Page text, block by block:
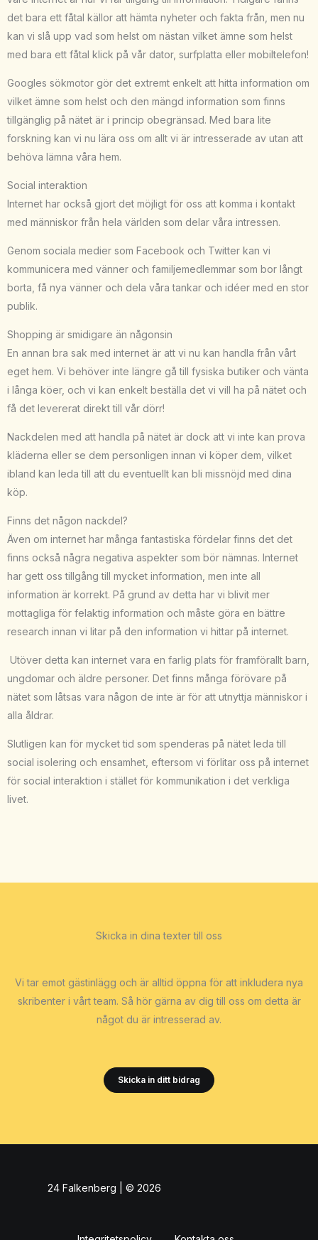
det bara ett fåtal källor att hämta nyheter och fakta från, men nu
kan vi slå upp vad som helst om nästan vilket ämne som helst
med bara ett fåtal klick på vår dator, surfplatta eller mobiltelefon!
Googles sökmotor gör det extremt enkelt att hitta information om
vilket ämne som helst och den mängd information som finns
tillgänglig på nätet är i princip obegränsad. Med bara lite
forskning kan vi nu lära oss om allt vi är intresserade av utan att
behöva lämna våra hem.
Social interaktion
Internet har också gjort det möjligt för oss att komma i kontakt
med människor från hela världen som delar våra intressen.
Genom sociala medier som Facebook och Twitter kan vi
kommunicera med vänner och familjemedlemmar som bor långt
borta, få nya vänner och dela våra tankar och idéer med en stor
publik.
Shopping är smidigare än någonsin
En annan bra sak med internet är att vi nu kan handla från vårt
eget hem. Vi behöver inte längre gå till fysiska butiker och vänta
i långa köer, och vi kan enkelt beställa det vi vill ha på nätet och
få det levererat direkt till vår dörr!
Nackdelen med att handla på nätet är dock att vi inte kan prova
kläderna eller se dem personligen innan vi köper dem, vilket
ibland kan leda till att du eventuellt kan bli missnöjd med dina
köp.
Finns det någon nackdel?
Även om internet har många fantastiska fördelar finns det det
finns också några negativa aspekter som bör nämnas. Internet
har gett oss tillgång till mycket information, men inte all
information är korrekt. På grund av detta har vi blivit mer
mottagliga för felaktig information och måste göra en bättre
research innan vi litar på den information vi hittar på internet.
Utöver detta kan internet vara en farlig plats för framförallt barn,
ungdomar och äldre personer. Det finns många förövare på
nätet som låtsas vara någon de inte är för att utnyttja människor i
alla åldrar.
Slutligen kan för mycket tid som spenderas på nätet leda till
social isolering och ensamhet, eftersom vi förlitar oss på internet
för social interaktion i stället för kommunikation i det verkliga
livet.
Skicka in dina texter till oss
Vi tar emot gästinlägg och är alltid öppna för att inkludera nya
skribenter i vårt team. Så hör gärna av dig till oss om detta är
något du är intresserad av.
Skicka in ditt bidrag
24 Falkenberg | © 2026